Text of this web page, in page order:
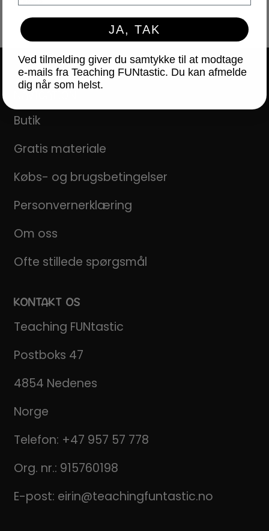
NAVIGATION
Butik
Gratis materiale
Købs- og brugsbetingelser
Personvernerklæring
Om oss
Ofte stillede spørgsmål
KONTAKT OS
Teaching FUNtastic
Postboks 47
4854 Nedenes
Norge
Telefon: +47 957 57 778
Org. nr.: 915760198
E-post: eirin@teachingfuntastic.no
JA, TAK
Ved tilmelding giver du samtykke til at modtage
e-mails fra Teaching FUNtastic. Du kan afmelde
dig når som helst.